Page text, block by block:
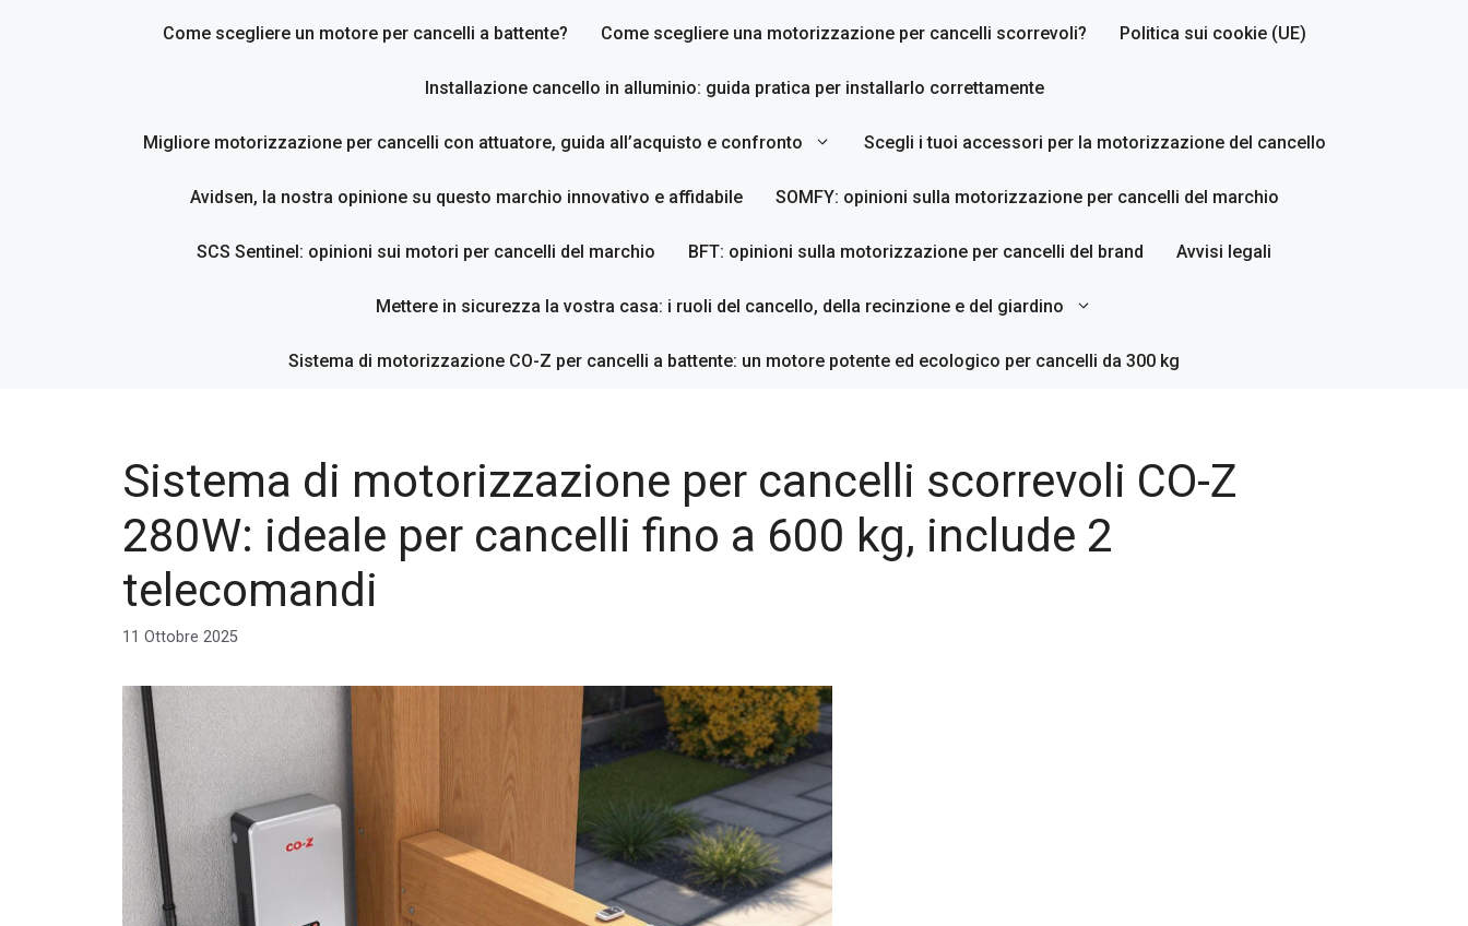
Come scegliere un motore per cancelli a battente? Come scegliere una motorizzazione per cancelli scorrevoli? Politica sui cookie (UE)
Installazione cancello in alluminio: guida pratica per installarlo correttamente
Migliore motorizzazione per cancelli con attuatore, guida all’acquisto e confronto Scegli i tuoi accessori per la motorizzazione del cancello
Avidsen, la nostra opinione su questo marchio innovativo e affidabile SOMFY: opinioni sulla motorizzazione per cancelli del marchio
SCS Sentinel: opinioni sui motori per cancelli del marchio BFT: opinioni sulla motorizzazione per cancelli del brand Avvisi legali
Mettere in sicurezza la vostra casa: i ruoli del cancello, della recinzione e del giardino
Sistema di motorizzazione CO-Z per cancelli a battente: un motore potente ed ecologico per cancelli da 300 kg
Sistema di motorizzazione per cancelli scorrevoli CO-Z
280W: ideale per cancelli fino a 600 kg, include 2
telecomandi
11 Ottobre 2025